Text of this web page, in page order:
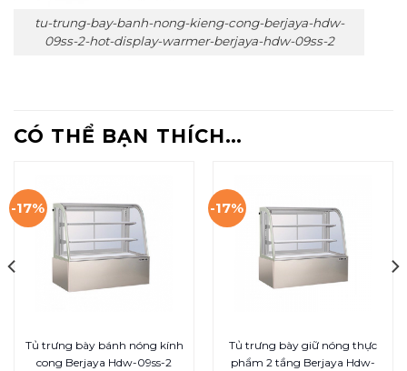
tu-trung-bay-banh-nong-kieng-cong-berjaya-hdw-
09ss-2-hot-display-warmer-berjaya-hdw-09ss-2
CÓ THỂ BẠN THÍCH…
-17%
Tủ trưng bày bánh nóng kính
cong Berjaya Hdw-09ss-2
-17%
Tủ trưng bày giữ nóng thực
phẩm 2 tầng Berjaya Hdw-